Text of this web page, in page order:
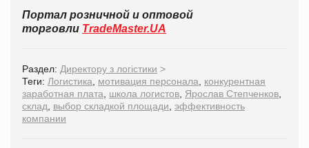
Портал розничной и оптовой
торговли TradeMaster.UA
Раздел: Директору з логістики >
Теги: Логистика мотивация персонала
конкурентная
заработная плата
школа логистов Ярослав Степченков
склад
выбор складкой площади эффективность
компании